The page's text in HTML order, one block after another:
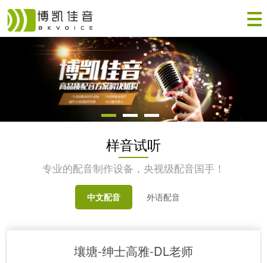
样音试听
专业的配音制作设备，央视级配音国手！
中文配音 外语配音
壤塘-绅士高雅-DL老师